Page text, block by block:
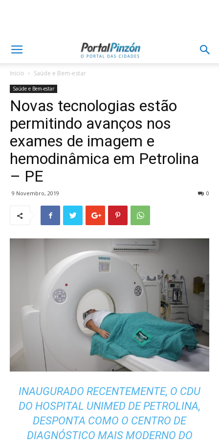
Inicio Saúde e Bem-estar
Saúde e Bem-estar
Novas tecnologias estão
permitindo avanços nos
exames de imagem e
hemodinâmica em Petrolina
– PE
9 Novembro, 2019 0
INAUGURADO RECENTEMENTE, O CDU
DO HOSPITAL UNIMED DE PETROLINA,
DESPONTA COMO O CENTRO DE
DIAGNÓSTICO MAIS MODERNO DO